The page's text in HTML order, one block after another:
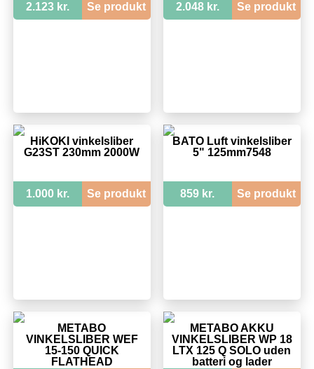
2.123 kr. Se produkt 2.048 kr. Se produkt
HiKOKI vinkelsliber
G23ST 230mm 2000W
1.000 kr. Se produkt
BATO Luft vinkelsliber
5" 125mm7548
859 kr. Se produkt
METABO
VINKELSLIBER WEF
15-150 QUICK
FLATHEAD
METABO AKKU
VINKELSLIBER WP 18
LTX 125 Q SOLO uden
batteri og lader